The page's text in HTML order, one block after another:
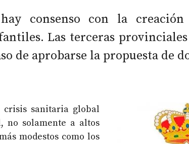
consenso con la creación
Las terceras
de aprobarse la propuesta de
crisis sanitaria global
no solamente a altos
modestos como los